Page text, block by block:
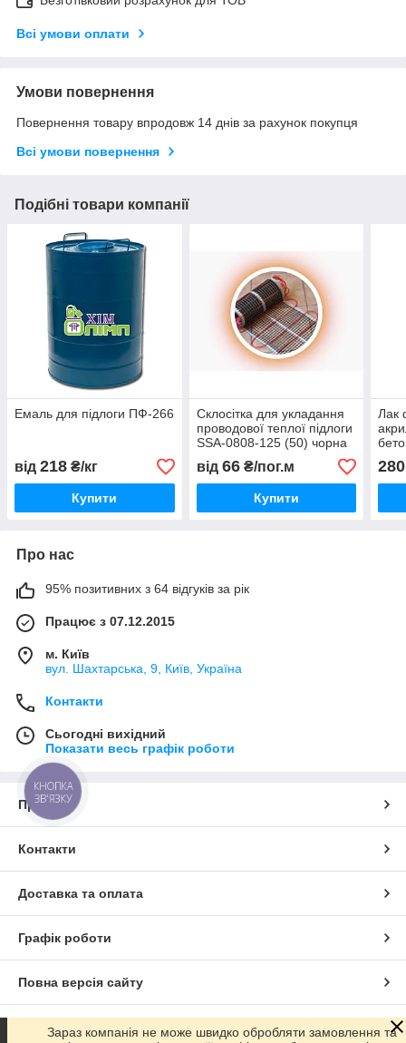
Всі умови оплати
Умови повернення
Повернення товару впродовж 14 днів за рахунок покупця
Всі умови повернення
Подібні товари компанії
Емаль для підлоги ПФ-266
від 218 ₴/кг
Купити
Склосітка для укладання
проводової теплої підлоги
SSA-0808-125 (50) чорна
від 66₴/пог.м
Купити
Лак
280
Про нас
95% позитивних з 64 відгуків за рік
Працює з 07.12.2015
м. Київ
вул. Шахтарська, 9, Київ, Україна
Контакти
Сьогодні вихідний
Показати весь графік роботи
Про нас
Контакти
Доставка та оплата
Графік роботи
Повна версія сайту
Сайт створено на маркетплейсіProm.ua
Зараз компанія не може швидко обробляти замовлення та
КНОПКА
ЗВ'ЯЗКУ